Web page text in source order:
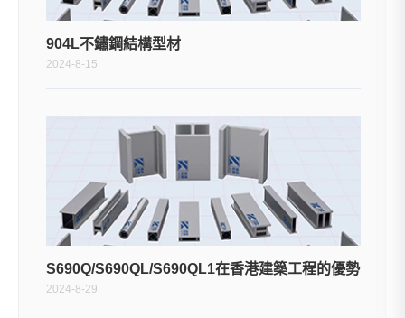
904L不鏽鋼結構型材
2024-8-15
S690Q/S690QL/S690QL1在香港建築工程的優勢
2024-8-29